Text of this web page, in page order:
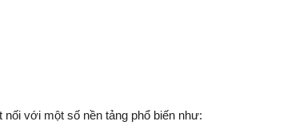
với một số nền tảng phổ biến như: